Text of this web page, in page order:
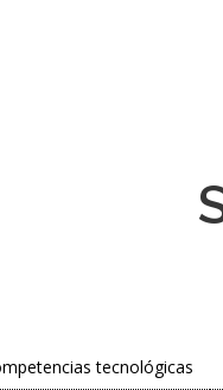
tecnológicas